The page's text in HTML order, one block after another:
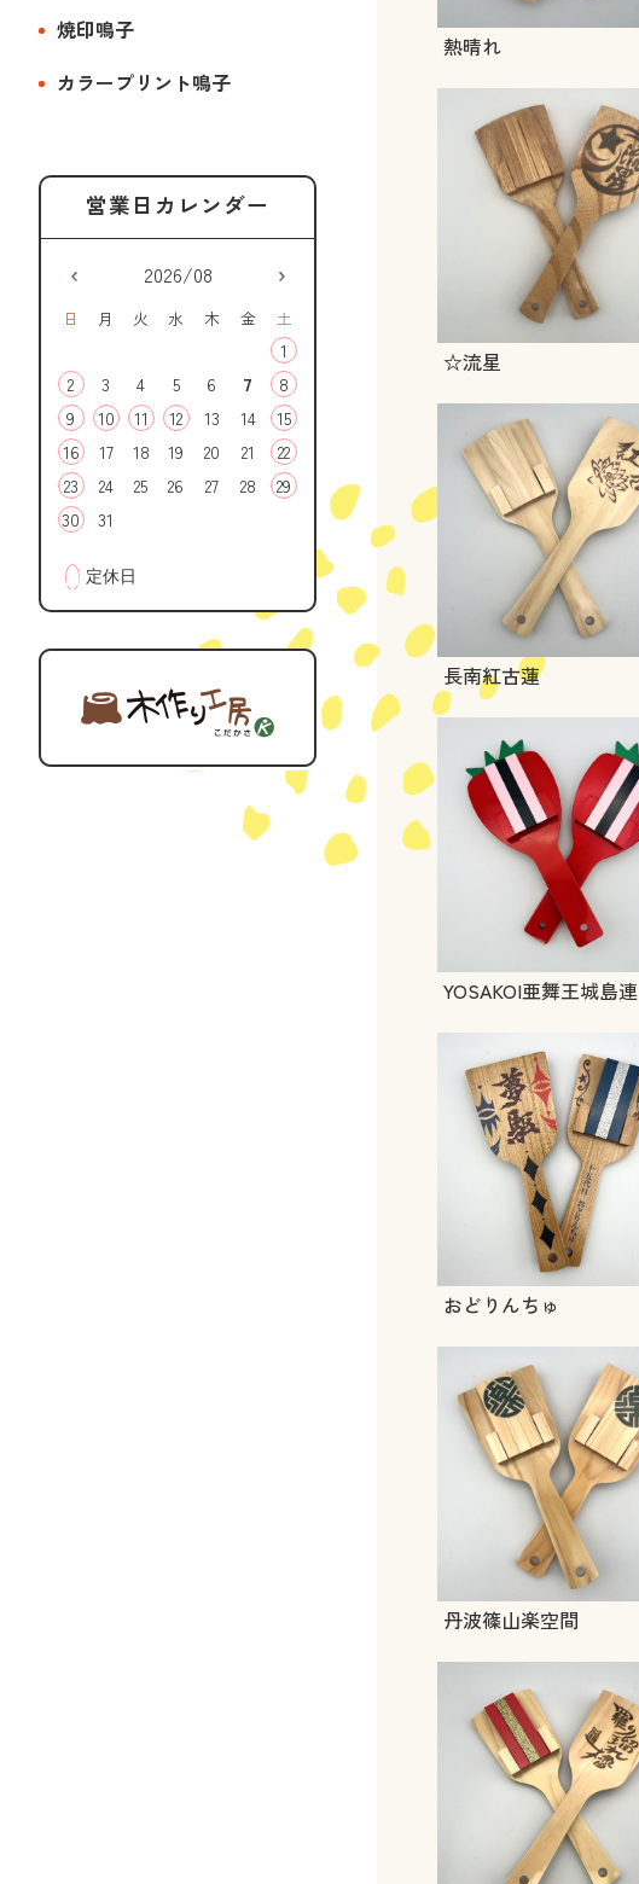
熱晴れ
☆流星
長南紅古蓮
YOSAKOI亜舞王城島連
おどりんちゅ
丹波篠山楽空間
焼印鳴子
カラープリント鳴子
2026/08
日 月 火 水 木 金 土
1
2
3 4 5 6 7
8
9
10 11 12 13 14
15
16
17 18 19 20 21
22
23
24 25 26 27 28
29
30
31
■ 定休日